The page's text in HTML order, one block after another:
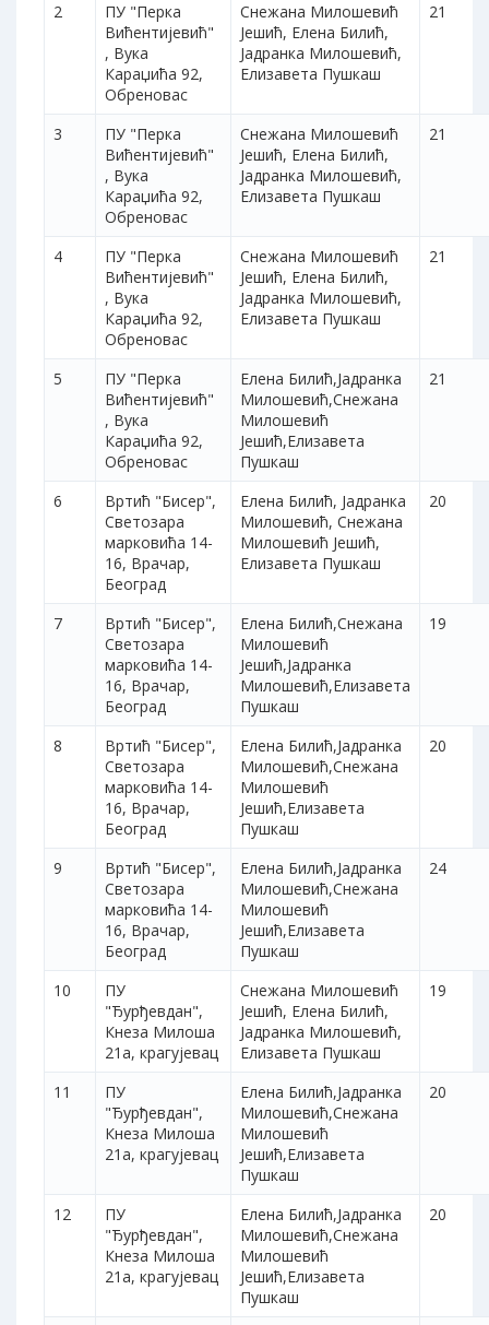
2
ПУ "Перка
Вићентијевић"
, Вука
Караџића 92,
Обреновас
Снежана Милошевић
Јешић, Елена Билић,
Јадранка Милошевић,
Елизавета Пушкаш
21
3
ПУ "Перка
Вићентијевић"
, Вука
Караџића 92,
Обреновас
Снежана Милошевић
Јешић, Елена Билић,
Јадранка Милошевић,
Елизавета Пушкаш
21
4
ПУ "Перка
Вићентијевић"
, Вука
Караџића 92,
Обреновас
Снежана Милошевић
Јешић, Елена Билић,
Јадранка Милошевић,
Елизавета Пушкаш
21
5
ПУ "Перка
Вићентијевић"
, Вука
Караџића 92,
Обреновас
Елена Билић,Јадранка
Милошевић,Снежана
Милошевић
Јешић,Елизавета
Пушкаш
21
6
Вртић "Бисер",
Светозара
марковића 14-
16, Врачар,
Београд
Елена Билић, Јадранка
Милошевић, Снежана
Милошевић Јешић,
Елизавета Пушкаш
20
7
Вртић "Бисер",
Светозара
марковића 14-
16, Врачар,
Београд
Елена Билић,Снежана
Милошевић
Јешић,Јадранка
Милошевић,Елизавета
Пушкаш
19
8
Вртић "Бисер",
Светозара
марковића 14-
16, Врачар,
Београд
Елена Билић,Јадранка
Милошевић,Снежана
Милошевић
Јешић,Елизавета
Пушкаш
20
9
Вртић "Бисер",
Светозара
марковића 14-
16, Врачар,
Београд
Елена Билић,Јадранка
Милошевић,Снежана
Милошевић
Јешић,Елизавета
Пушкаш
24
10
ПУ
"Ђурђевдан",
Кнеза Милоша
21а, крагујевац
Снежана Милошевић
Јешић, Елена Билић,
Јадранка Милошевић,
Елизавета Пушкаш
19
11
ПУ
"Ђурђевдан",
Кнеза Милоша
21а, крагујевац
Елена Билић,Јадранка
Милошевић,Снежана
Милошевић
Јешић,Елизавета
Пушкаш
20
12
ПУ
"Ђурђевдан",
Кнеза Милоша
21а, крагујевац
Елена Билић,Јадранка
Милошевић,Снежана
Милошевић
Јешић,Елизавета
Пушкаш
20